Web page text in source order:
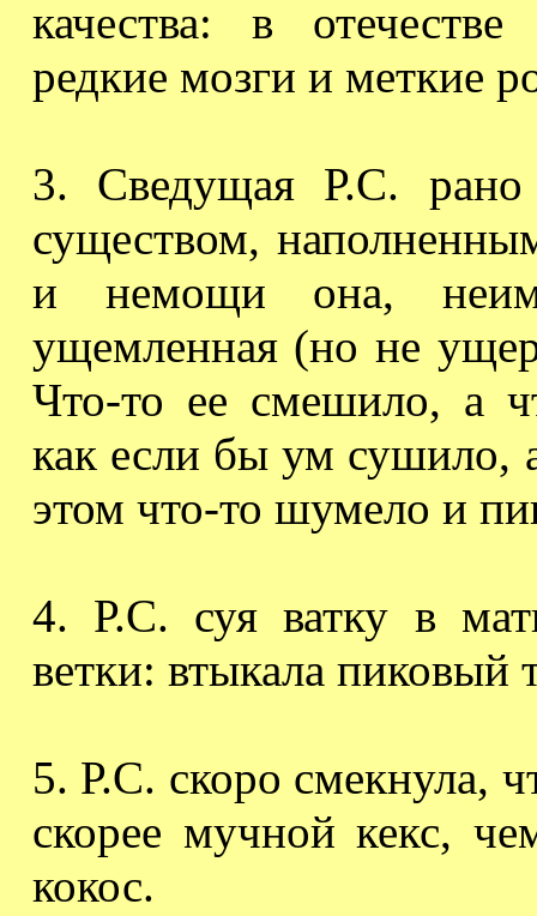
качества: в отечестве
редкие мозги и меткие
3. Сведущая Р.С. рано
существом,
и немощи она,
ущемленная (но не
Что-то ее смешило, а
как если бы ум
этом что-то шумело и
4. Р.С. суя ватку в
ветки: втыкала пиковый
5. Р.С. скоро смекнула,
скорее мучной кекс,
кокос.